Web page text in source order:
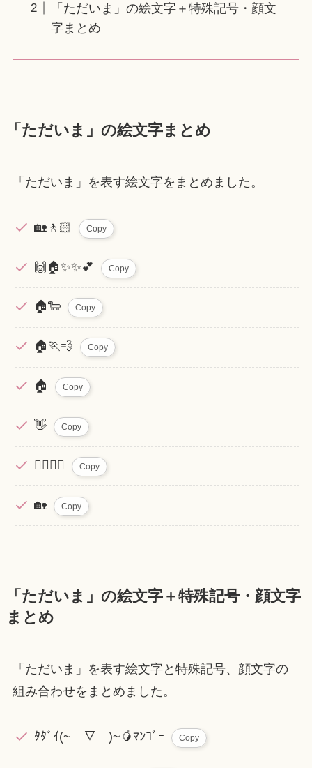
「ただいま」の絵文字＋特殊記号・顔文
字まとめ
「ただいま」の絵文字まとめ
「ただいま」を表す絵文字をまとめました。
🏡🚶🏻 Copy
🙌🏠✨✨💕 Copy
🏠🐑 Copy
🏠🏃💨 Copy
🏠 Copy
👋 Copy
🙋‍♂️🙋‍♀️ Copy
🏡 Copy
「ただいま」の絵文字＋特殊記号・顔文字
まとめ
「ただいま」を表す絵文字と特殊記号、顔文字の
組み合わせをまとめました。
ﾀﾀﾞｲ(~￣▽￣)~🥭ﾏﾝｺﾞｰ Copy